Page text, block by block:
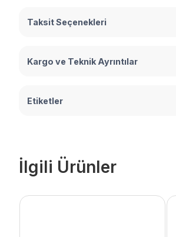
Taksit Seçenekleri
Kargo ve Teknik Ayrıntılar
Etiketler
İlgili Ürünler